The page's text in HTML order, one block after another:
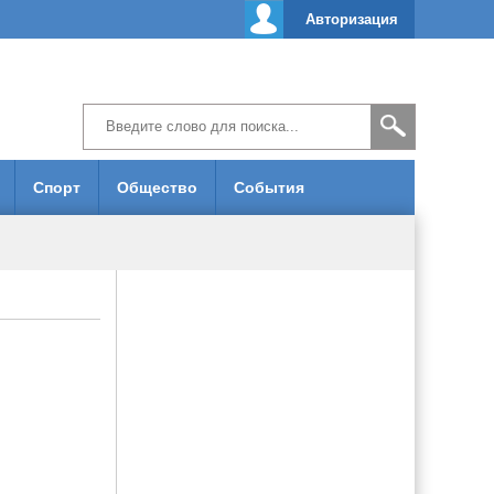
Авторизация
Спорт Общество События